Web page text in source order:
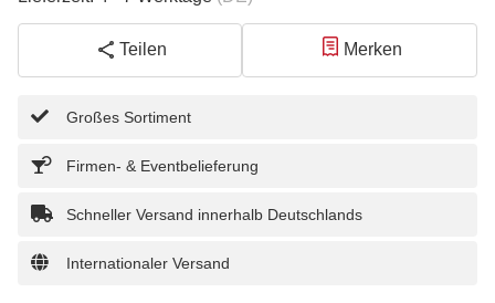
Teilen Merken
Großes Sortiment
Firmen- & Eventbelieferung
Schneller Versand innerhalb Deutschlands
Internationaler Versand